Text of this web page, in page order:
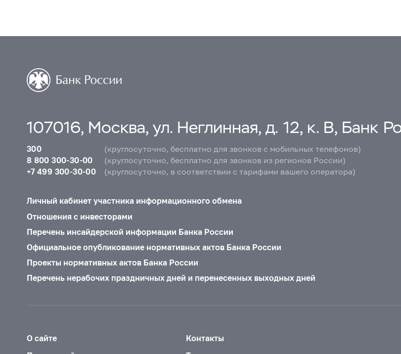
107016, Москва, ул. Неглинная, д. 12, к. В, Банк
300
(круглосуточно, бесплатно для звонков с мобильных телефонов)
8 800 300-30-00
(круглосуточно, бесплатно для звонков из регионов России)
+7 499 300-30-00
(круглосуточно, в соответствии с тарифами вашего оператора)
Личный кабинет участника информационного обмена
Отношения с инвесторами
Перечень инсайдерской информации Банка России
Официальное опубликование нормативных актов Банка России
Проекты нормативных актов Банка России
Перечень нерабочих праздничных дней и перенесенных выходных дней
О сайте
Контакты